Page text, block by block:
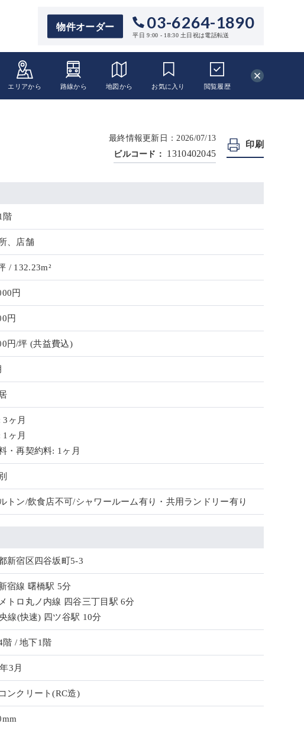
物件オーダー 03-6264-1890
平日 9:00 - 18:30 土日祝は電話転送
エリアから 路線から 地図から お気に入り 閲覧履歴
最終情報更新日：2026/07/13
ビルコード：
1310402045
印刷
階
、店舗
/ 132.23m²
円
円
円/坪(共益費込)
ヶ月
ヶ月
・再契約料: 1ヶ月
トン/飲食店不可/シャワールーム有り・共用ランドリー有り
新宿区四谷坂町5-3
宿線 曙橋駅 5分
トロ丸ノ内線 四谷三丁目駅 6分
線(快速) 四ツ谷駅 10分
階 / 地下1階
3月
ンクリート(RC造)